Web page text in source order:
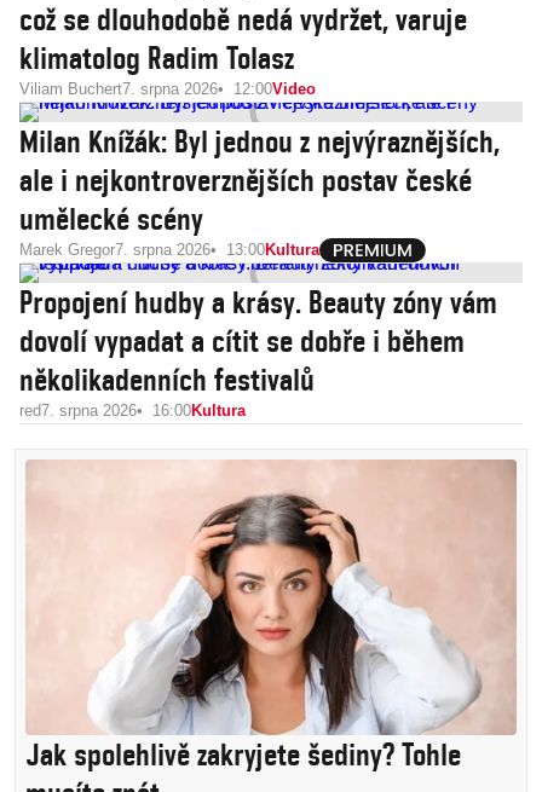
což se dlouhodobě nedá vydržet, varuje
klimatolog Radim Tolasz
Viliam Buchert7. srpna 2026 12:00Video
Milan Knížák: Byl jednou z nejvýraznějších,
ale i nejkontroverznějších postav české
umělecké scény
Marek Gregor7. srpna 2026 13:00Kultura
Propojení hudby a krásy. Beauty zóny vám
dovolí vypadat a cítit se dobře i během
několikadenních festivalů
red7. srpna 2026 16:00Kultura
Jak spolehlivě zakryjete šediny? Tohle